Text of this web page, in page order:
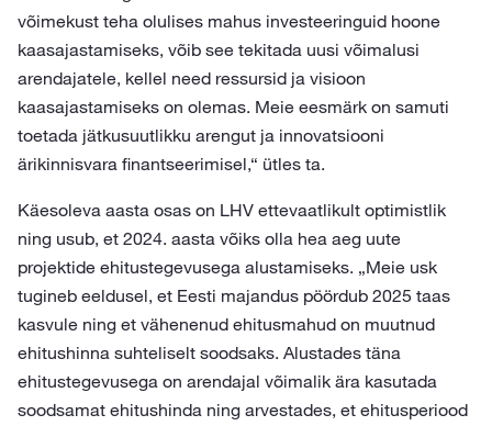
võimekust teha olulises mahus investeeringuid hoone
kaasajastamiseks, võib see tekitada uusi võimalusi
arendajatele, kellel need ressursid ja visioon
kaasajastamiseks on olemas. Meie eesmärk on samuti
toetada jätkusuutlikku arengut ja innovatsiooni
ärikinnisvara finantseerimisel,“ ütles ta.
Käesoleva aasta osas on LHV ettevaatlikult optimistlik
ning usub, et 2024. aasta võiks olla hea aeg uute
projektide ehitustegevusega alustamiseks. „Meie usk
tugineb eeldusel, et Eesti majandus pöördub 2025 taas
kasvule ning et vähenenud ehitusmahud on muutnud
ehitushinna suhteliselt soodsaks. Alustades täna
ehitustegevusega on arendajal võimalik ära kasutada
soodsamat ehitushinda ning arvestades, et ehitusperiood